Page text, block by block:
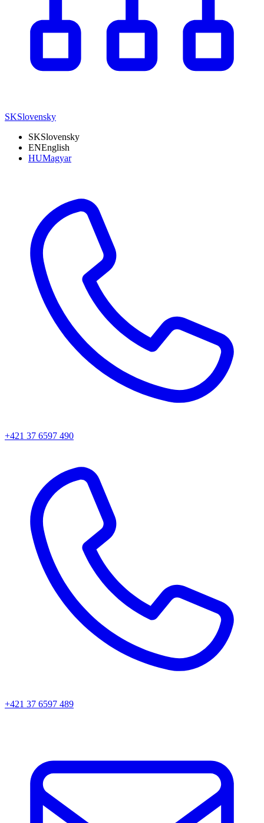
SKSlovensky
SKSlovensky
ENEnglish
HUMagyar
+421 37 6597 490
+421 37 6597 489